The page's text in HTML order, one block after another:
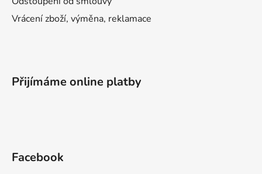
Vrácení zboží, výměna, reklamace
Přijímáme online platby
Facebook